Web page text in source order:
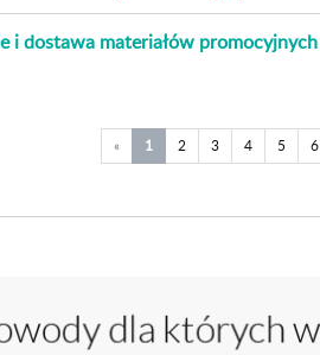
i dostawa materiałów promocyjnych
« 1 2 3 4 5 6